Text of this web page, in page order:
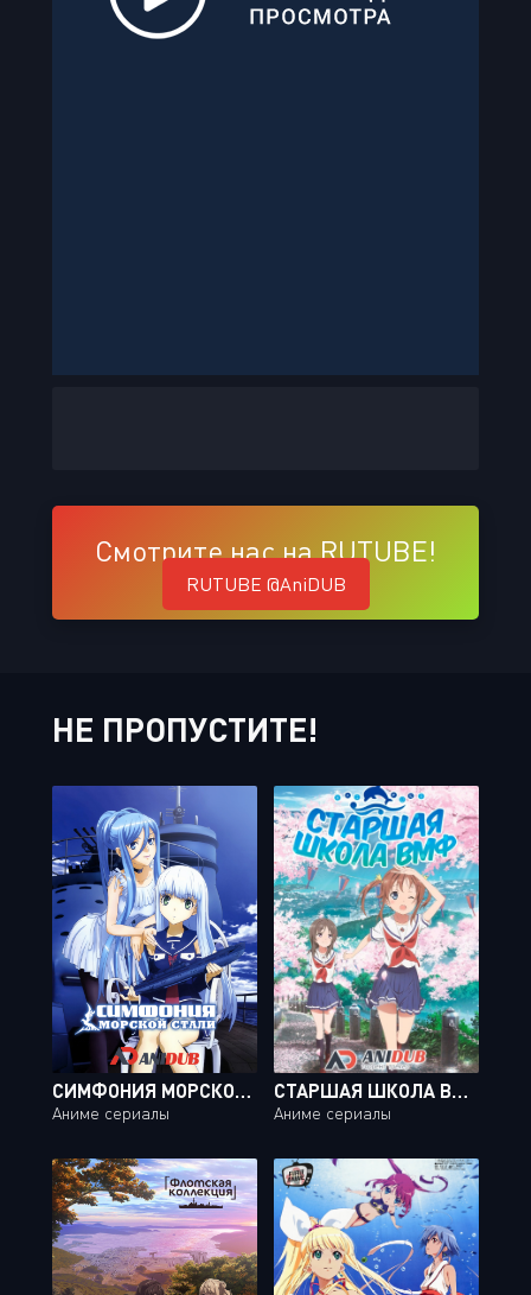
Смотрите нас на RUTUBE!
RUTUBE @AniDUB
НЕ ПРОПУСТИТЕ!
СИМФОНИЯ МОРСКОЙ СТАЛИ / AOKI HAGANE NO ARPEGGIO: ARS NOVA [12 ИЗ 12]
Аниме сериалы
СТАРШАЯ ШКОЛА ВМФ: МОРСКИЕ РУСАЛКИ / HIGH SCHOOL FLEET [12 ИЗ 12]
Аниме сериалы